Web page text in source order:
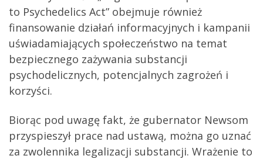
to Psychedelics Act” obejmuje również
finansowanie działań informacyjnych i kampanii
uświadamiających społeczeństwo na temat
bezpiecznego zażywania substancji
psychodelicznych, potencjalnych zagrożeń i
korzyści.
Biorąc pod uwagę fakt, że gubernator Newsom
przyspieszył prace nad ustawą, można go uznać
za zwolennika legalizacji substancji. Wrażenie to